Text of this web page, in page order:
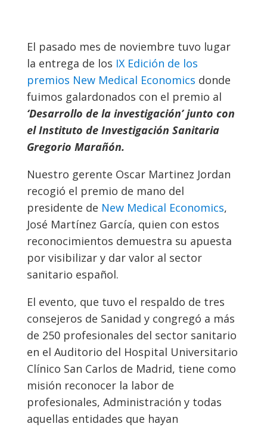
El pasado mes de noviembre tuvo lugar
la entrega de los IX Edición de los
premios New Medical Economics donde
fuimos galardonados con el premio al
‘Desarrollo de la investigación’ junto con
el Instituto de Investigación Sanitaria
Gregorio Marañón.
Nuestro gerente Oscar Martinez Jordan
recogió el premio de mano del
presidente de New Medical Economics,
José Martínez García, quien con estos
reconocimientos demuestra su apuesta
por visibilizar y dar valor al sector
sanitario español.
El evento, que tuvo el respaldo de tres
consejeros de Sanidad y congregó a más
de 250 profesionales del sector sanitario
en el Auditorio del Hospital Universitario
Clínico San Carlos de Madrid, tiene como
misión reconocer la labor de
profesionales, Administración y todas
aquellas entidades que hayan